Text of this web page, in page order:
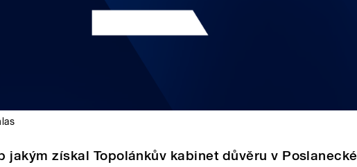
jakým získal Topolánkův kabinet důvěru v Poslanecké